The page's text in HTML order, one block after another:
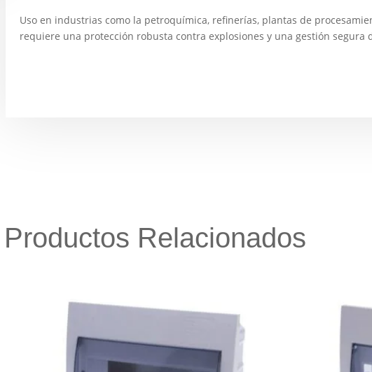
Uso en industrias como la petroquímica, refinerías, plantas de
requiere una protección robusta contra explosiones y una gestión segura
Productos Relacionados